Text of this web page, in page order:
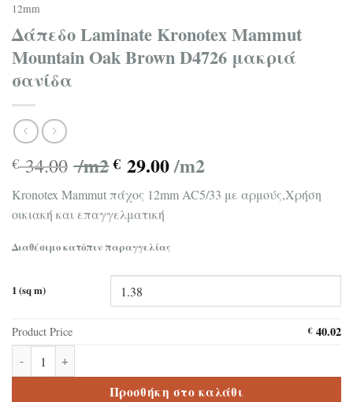
12mm
Δάπεδο Laminate Kronotex Mammut
Mountain Oak Brown D4726 μακριά
σανίδα
€34.00 /m2 € 29.00/m2
Kronotex Mammut πάχος 12mm AC5/33 με αρμούς,Χρήση
οικιακή και επαγγελματική
Διαθέσιμο κατόπιν παραγγελίας
1 (sq m)
Product Price €40.02
Προσθήκη στο καλάθι